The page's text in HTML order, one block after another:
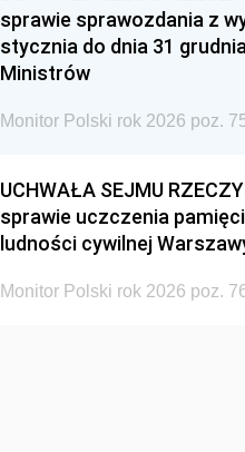
sprawie sprawozdania z
stycznia do dnia 31
Ministrów
Monitor Polski rok 2026 poz.
UCHWAŁA SEJMU
sprawie uczczenia
ludności cywilnej
Monitor Polski rok 2026 poz.